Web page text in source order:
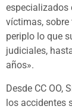
especializados
víctimas,
periplo lo que
judiciales,
años».
Desde CC OO,
los accidentes